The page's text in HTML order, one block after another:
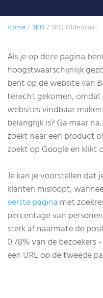
Home/ SEO/ SEO Oldenzaal
Als je op deze pagina
hoogstwaarschijnlijk
bent op de website van
terecht gekomen,
websites vindbaar
belangrijk is? Ga maar
zoekt naar een product
zoekt op Google en klikt
Je kan je voorstellen dat
klanten misloopt,
eerste pagina met
percentage van
sterk af naarmate de
0.78% van de bezoekers
een URL op de tweede